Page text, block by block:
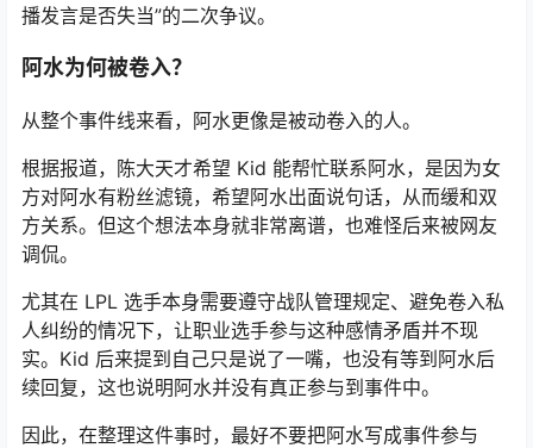
播发言是否失当”的二次争议。
阿水为何被卷入？
从整个事件线来看，阿水更像是被动卷入的人。
根据报道，陈大天才希望 Kid 能帮忙联系阿水，是因为女
方对阿水有粉丝滤镜，希望阿水出面说句话，从而缓和双
方关系。但这个想法本身就非常离谱，也难怪后来被网友
调侃。
尤其在 LPL 选手本身需要遵守战队管理规定、避免卷入私
人纠纷的情况下，让职业选手参与这种感情矛盾并不现
实。Kid 后来提到自己只是说了一嘴，也没有等到阿水后
续回复，这也说明阿水并没有真正参与到事件中。
因此，在整理这件事时，最好不要把阿水写成事件参与